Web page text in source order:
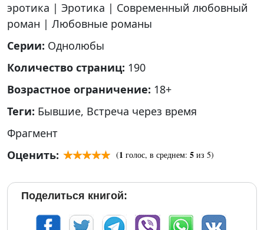
эротика | Эротика | Современный любовный
роман | Любовные романы
Серии: Однолюбы
Количество страниц: 190
Возрастное ограничение: 18+
Теги: Бывшие, Встреча через время
Фрагмент
Оценить:
(1 голос, в среднем: 5 из 5)
Поделиться книгой: